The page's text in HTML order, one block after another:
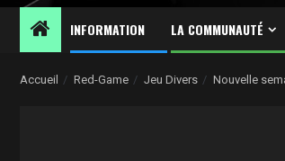
INFORMATION LA COMMUNAUTÉ
Accueil Red-Game Jeu Divers Nouvelle